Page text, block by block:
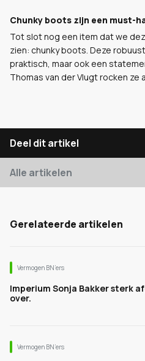
Chunky boots zijn een must-
Tot slot nog een item dat we
zien: chunky boots. Deze
praktisch, maar ook een
Thomas van der Vlugt rocken ze
Deel dit artikel
Alle artikelen
Gerelateerde artikelen
Vermogen BN’ers
Imperium Sonja Bakker sterk
over.
Vermogen BN’ers